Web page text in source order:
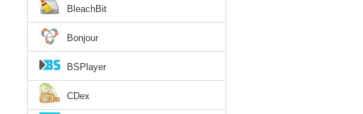
BleachBit
Bonjour
BSPlayer
CDex